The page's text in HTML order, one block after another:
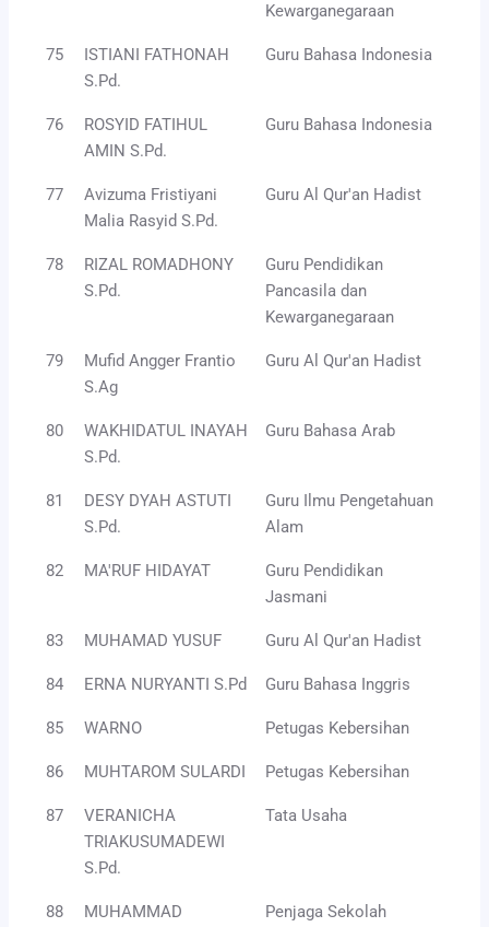
Kewarganegaraan
75
ISTIANI FATHONAH
S.Pd.
Guru Bahasa Indonesia
76
ROSYID FATIHUL
AMIN S.Pd.
Guru Bahasa Indonesia
77
Avizuma Fristiyani
Malia Rasyid S.Pd.
Guru Al Qur'an Hadist
78
RIZAL ROMADHONY
S.Pd.
Guru Pendidikan
Pancasila dan
Kewarganegaraan
79
Mufid Angger Frantio
S.Ag
Guru Al Qur'an Hadist
80
WAKHIDATUL INAYAH
S.Pd.
Guru Bahasa Arab
81
DESY DYAH ASTUTI
S.Pd.
Guru Ilmu Pengetahuan
Alam
82 MA'RUF HIDAYAT
Guru Pendidikan
Jasmani
83 MUHAMAD YUSUF Guru Al Qur'an Hadist
84 ERNA NURYANTI S.Pd Guru Bahasa Inggris
85 WARNO Petugas Kebersihan
86 MUHTAROM SULARDI Petugas Kebersihan
87
VERANICHA
TRIAKUSUMADEWI
S.Pd.
Tata Usaha
88
MUHAMMAD
Penjaga Sekolah